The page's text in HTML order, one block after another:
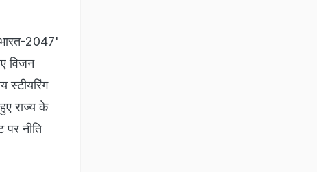
भारत-2047'
विजन
स्टीयरिंग
राज्य के
पर नीति